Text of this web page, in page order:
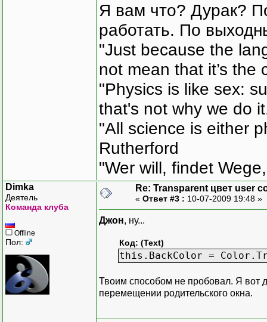
Я вам что? Дурак?
работать. По
"Just because the
not mean that it’s the
"Physics is like sex:
that's not why we do
"All science is either
Rutherford
"Wer will, findet
Dimka
Деятель
Команда клуба
Offline
Пол:
Re: Transparent цвет user
« Ответ #3 : 10-07-2009 19:48 »
Джон, ну...
Код: (Text)
this.BackColor =
Твоим способом не пробовал. Я вот
перемещении родительского окна.